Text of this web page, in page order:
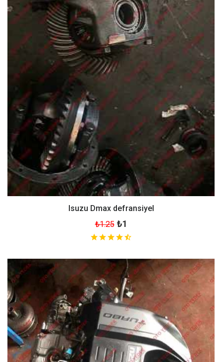
Isuzu Dmax defransiyel
₺1.25 ₺1